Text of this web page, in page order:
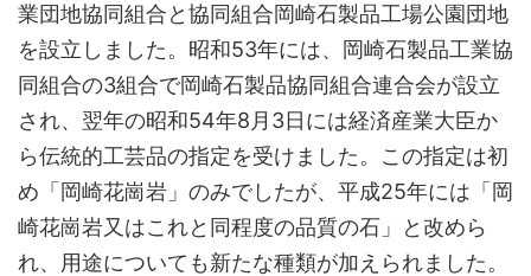
業団地協同組合と協同組合岡崎石製品工場公園団地
を設立しました。昭和53年には、岡崎石製品工業協
同組合の3組合で岡崎石製品協同組合連合会が設立
され、翌年の昭和54年8月3日には経済産業大臣か
ら伝統的工芸品の指定を受けました。この指定は初
め「岡崎花崗岩」のみでしたが、平成25年には「岡
崎花崗岩又はこれと同程度の品質の石」と改めら
れ、用途についても新たな種類が加えられました。